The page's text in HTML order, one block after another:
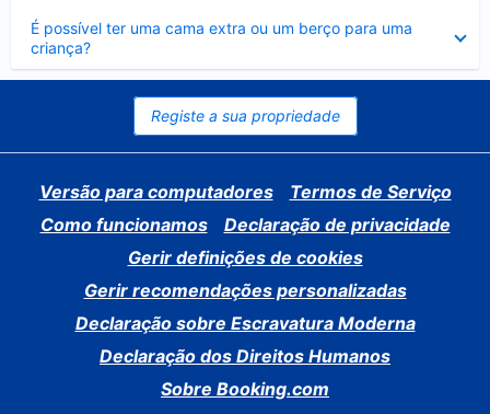
É possível ter uma cama extra ou um berço para uma
criança?
Elemento
fechado
Registe a sua propriedade
Versão para computadores
Termos de Serviço
Como funcionamos
Declaração de privacidade
Gerir definições de cookies
Gerir recomendações personalizadas
Declaração sobre Escravatura Moderna
Declaração dos Direitos Humanos
Sobre Booking.com